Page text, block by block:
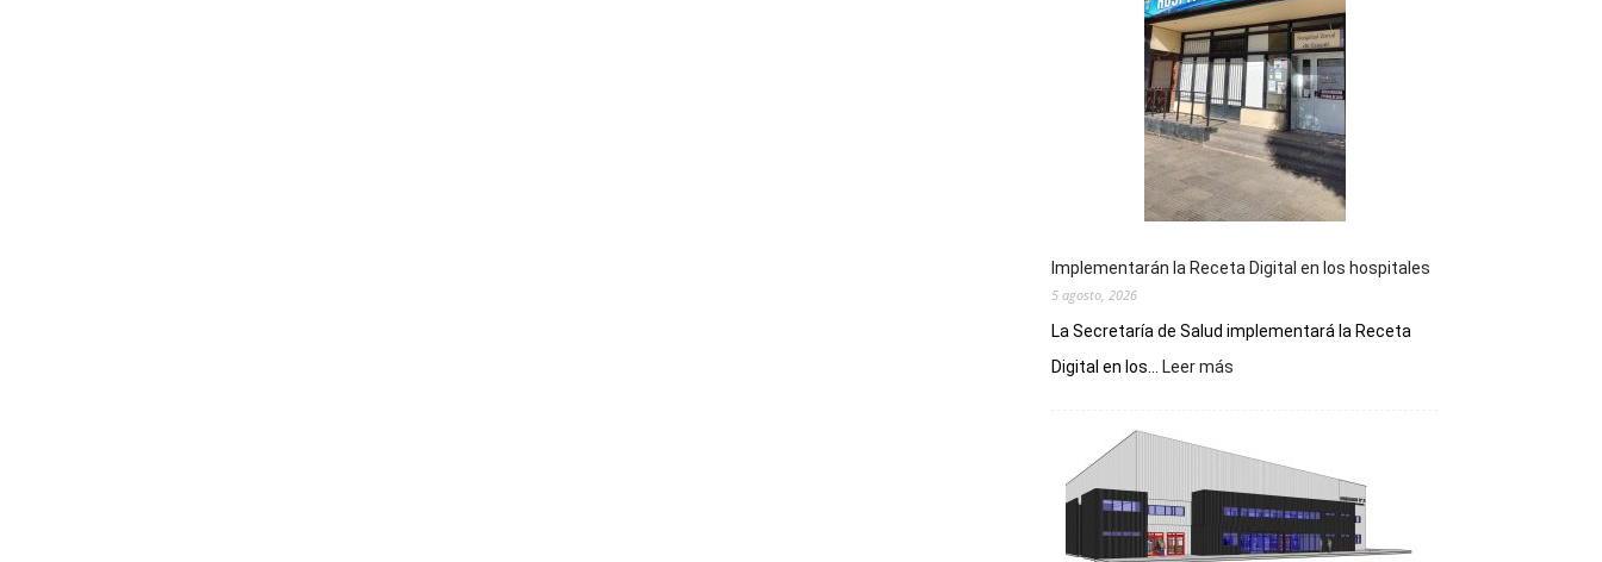
Implementarán la Receta Digital en los hospitales
5 agosto, 2026
La Secretaría de Salud implementará la Receta
Digital en los...
Leer más
Digital
en
los
hospitales